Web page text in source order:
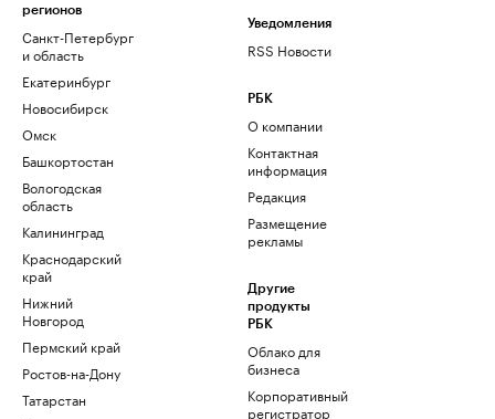
регионов
Санкт-Петербург
и область
Екатеринбург
Новосибирск
Омск
Башкортостан
Вологодская
область
Калининград
Краснодарский
край
Нижний
Новгород
Пермский край
Ростов-на-Дону
Татарстан
Уведомления
RSS Новости
РБК
О компании
Контактная
информация
Редакция
Размещение
рекламы
Другие
продукты
РБК
Облако для
бизнеса
Корпоративный
регистратор